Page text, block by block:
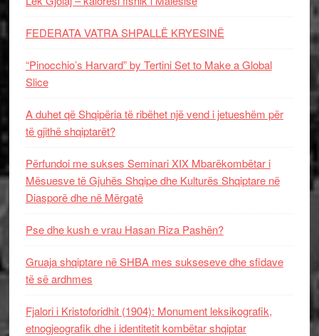
FEDERATA VATRA SHPALLË KRYESINË
“Pinocchio’s Harvard” by Tertini Set to Make a Global
Slice
A duhet që Shqipëria të ribëhet një vend i jetueshëm për
të gjithë shqiptarët?
Përfundoi me sukses Seminari XIX Mbarëkombëtar i
Mësuesve të Gjuhës Shqipe dhe Kulturës Shqiptare në
Diasporë dhe në Mërgatë
Pse dhe kush e vrau Hasan Riza Pashën?
Gruaja shqiptare në SHBA mes sukseseve dhe sfidave
të së ardhmes
Fjalori i Kristoforidhit (1904): Monument leksikografik,
etnogjeografik dhe i identitetit kombëtar shqiptar